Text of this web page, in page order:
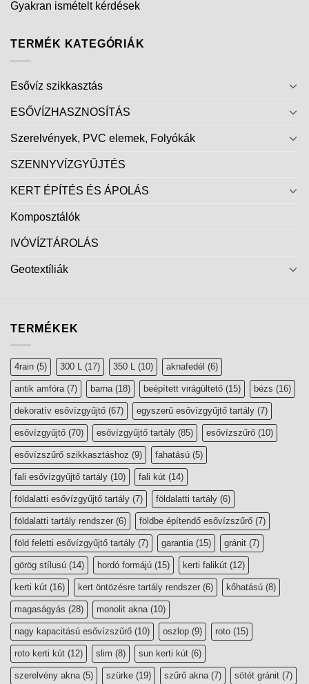
Gyakran ismételt kérdések
TERMÉK KATEGÓRIÁK
Esővíz szikkasztás
ESŐVÍZHASZNOSÍTÁS
Szerelvények, PVC elemek, Folyókák
SZENNYVÍZGYŰJTÉS
KERT ÉPÍTÉS ÉS ÁPOLÁS
Komposztálók
IVÓVÍZTÁROLÁS
Geotextíliák
TERMÉKEK
4rain (5) 300 L (17) 350 L (10) aknafedél (6)
antik amfóra(7) barna(18) beépített virágültető (15) bézs (16)
dekoratív esővízgyűjtő (67) egyszerű esővízgyűjtő tartály (7)
esővízgyűjtő (70) esővízgyűjtő tartály (85) esővízszűrő (10)
esővízszűrő szikkasztáshoz (9) fahatású (5)
fali esővízgyűjtő tartály (10) fali kút (14)
földalatti esővízgyűjtő tartály (7) földalatti tartály (6)
földalatti tartály rendszer (6) földbe építendő esővízszűrő (7)
föld feletti esővízgyűjtő tartály (7) garantia(15) gránit (7)
görög stílusú (14) hordó formájú (15) kerti falikút (12)
kerti kút (16) kert öntözésre tartály rendszer (6) kőhatású (8)
magaságyás (28) monolit akna(10)
nagy kapacitású esővízszűrő (10) oszlop (9) roto (15)
roto kerti kút (12) slim (8) sun kerti kút (6)
szerelvény akna(5) szürke (19) szűrő akna(7) sötét gránit (7)